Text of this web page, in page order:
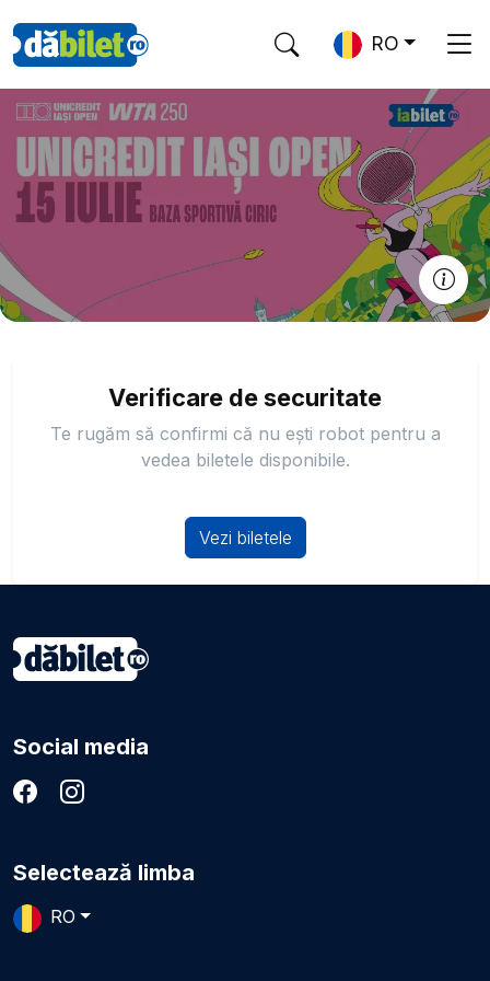
RO
Verificare de securitate
Te rugăm să confirmi că nu ești robot pentru a
vedea biletele disponibile.
Vezi biletele
Social media
Selectează limba
RO